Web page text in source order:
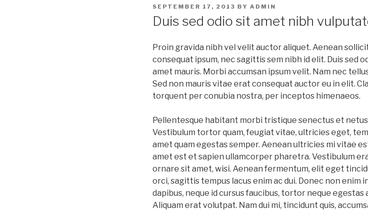
POSTED
SEPTEMBER 17, 2013 BY ADMIN
Duis sed odio sit amet nibh
Proin gravida nibh vel velit auctor aliquet. Aenean
consequat ipsum, nec sagittis sem nibh id elit. Duis sed
amet mauris. Morbi accumsan ipsum velit. Nam nec
Sed non mauris vitae erat consequat auctor eu in elit.
torquent per conubia nostra, per inceptos himenaeos.
Pellentesque habitant morbi tristique senectus et
Vestibulum tortor quam, feugiat vitae, ultricies eget,
amet quam egestas semper. Aenean ultricies mi vitae
amet est et sapien ullamcorper pharetra. Vestibulum
ornare sit amet, wisi. Aenean fermentum, elit eget
orci, sagittis tempus lacus enim ac dui. Donec non enim
dapibus, neque id cursus faucibus, tortor neque
Aliquam erat volutpat. Nam dui mi, tincidunt quis,